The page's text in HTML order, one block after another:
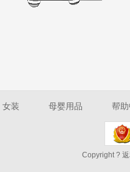
女装 母婴用品 帮
Copyright ?